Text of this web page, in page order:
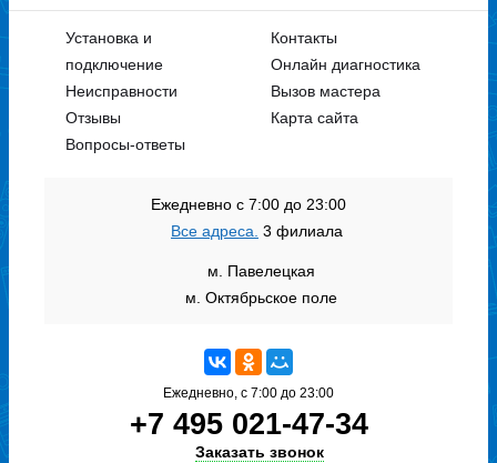
Установка и
подключение
Неисправности
Отзывы
Вопросы-ответы
Контакты
Онлайн диагностика
Вызов мастера
Карта сайта
Ежедневно с 7:00 до 23:00
Все адреса. 3 филиала
м. Павелецкая
м. Октябрьское поле
Ежедневно, с 7:00 до 23:00
+7 495 021-47-34
Заказать звонок